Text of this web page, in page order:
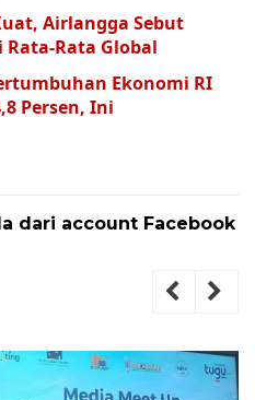
Airlangga Sebut
Rata Global
Ekonomi RI
Persen, Ini
dari account Facebook